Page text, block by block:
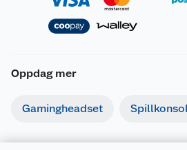
Oppdag mer
Gamingheadset